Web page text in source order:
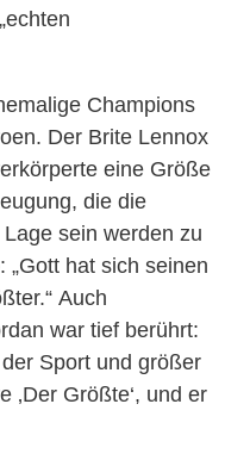
Champions
Der Brite Lennox
eine Größe
die die
sein werden zu
„Gott hat sich seinen
Auch
war tief berührt:
Sport und größer
‚Der Größte‘, und er